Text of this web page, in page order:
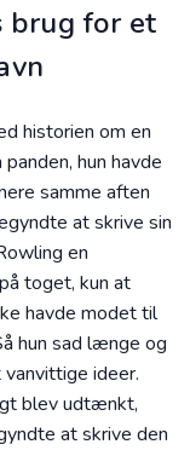
brug for et
historien om en
hun havde
samme aften
at skrive sin
en
toget, kun at
havde modet til
hun sad længe og
ideer.
blev udtænkt,
at skrive den